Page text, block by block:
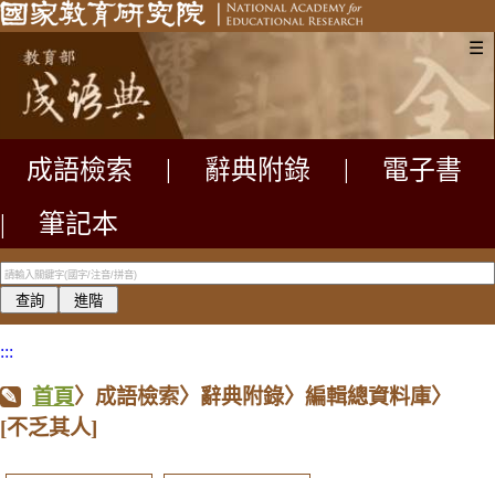
☰
成語檢索 辭典附錄
電子書
|
筆記本
:::
首頁〉成語檢索〉辭典附錄〉編輯總資料庫〉
[不乏其人]